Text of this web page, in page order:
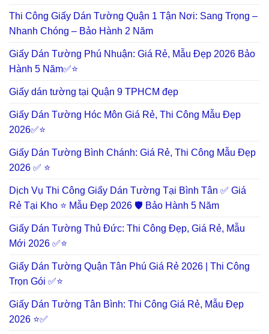
Thi Công Giấy Dán Tường Quận 1 Tận Nơi: Sang Trọng –
Nhanh Chóng – Bảo Hành 2 Năm
Giấy Dán Tường Phú Nhuận: Giá Rẻ, Mẫu Đẹp 2026 Bảo
Hành 5 Năm✅⭐
Giấy dán tường tại Quận 9 TPHCM đẹp
Giấy Dán Tường Hóc Môn Giá Rẻ, Thi Công Mẫu Đẹp
2026✅⭐
Giấy Dán Tường Bình Chánh: Giá Rẻ, Thi Công Mẫu Đẹp
2026 ✅ ⭐
Dịch Vụ Thi Công Giấy Dán Tường Tại Bình Tân ✅ Giá
Rẻ Tại Kho ⭐ Mẫu Đẹp 2026 🛡️ Bảo Hành 5 Năm
Giấy Dán Tường Thủ Đức: Thi Công Đẹp, Giá Rẻ, Mẫu
Mới 2026 ✅⭐
Giấy Dán Tường Quận Tân Phú Giá Rẻ 2026 | Thi Công
Trọn Gói ✅⭐
Giấy Dán Tường Tân Bình: Thi Công Giá Rẻ, Mẫu Đẹp
2026 ⭐✅